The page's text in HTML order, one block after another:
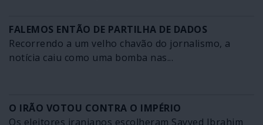
FALEMOS ENTÃO DE PARTILHA DE DADOS
Recorrendo a um velho chavão do jornalismo, a
notícia caiu como uma bomba nas...
O IRÃO VOTOU CONTRA O IMPÉRIO
Os eleitores iranianos escolheram Sayyed Ibrahim